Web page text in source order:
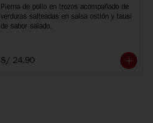
Pierna de pollo en trozos acompañado de
verduras salteadas en salsa ostión y tausi
de sabor salado.
S/ 24.90